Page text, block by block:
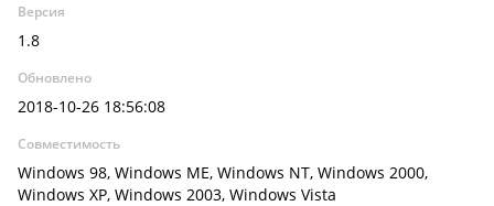
Версия
1.8
Обновлено
2018-10-26 18:56:08
Совместимость
Windows 98, Windows ME, Windows NT, Windows 2000,
Windows XP, Windows 2003, Windows Vista